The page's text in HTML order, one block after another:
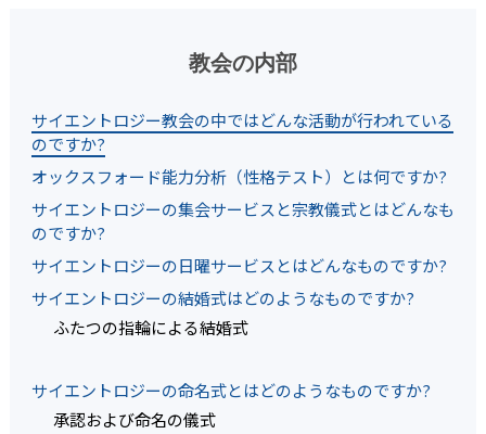
教会の内部
サイエントロジー教会の中ではどんな活動が行われている
のですか?
オックスフォード能力分析（性格テスト）とは何ですか?
サイエントロジーの集会サービスと宗教儀式とはどんなも
のですか?
サイエントロジーの日曜サービスとはどんなものですか?
サイエントロジーの結婚式はどのようなものですか?
ふたつの指輪による結婚式
サイエントロジーの命名式とはどのようなものですか?
承認および命名の儀式